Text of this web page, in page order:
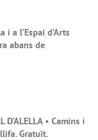
i a l’Espai d’Arts
abans de
D’ALELLA • Camins i
Gratuït.